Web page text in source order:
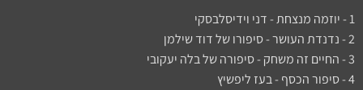
1 - יוזמה מנצחת - דני וידיסלבסקי
2 - נדנדת העושר - סיפורו של דוד שילמן​
3 - החיים זה משחק - סיפורה של בלה יעקובי
4 - סיפור הכסף - בעז ליפשיץ